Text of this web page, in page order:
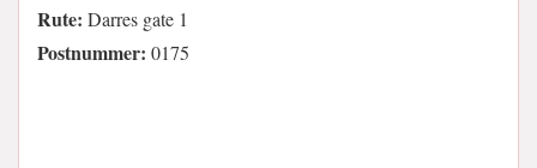
Rute: Darres gate 1
Postnummer: 0175